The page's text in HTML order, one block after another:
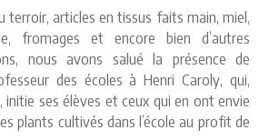
terroir, articles en tissus faits main, miel,
fromages et encore bien d’autres
nous avons salué la présence de
des écoles à Henri Caroly, qui,
initie ses élèves et ceux qui en ont envie
plants cultivés dans l’école au profit de